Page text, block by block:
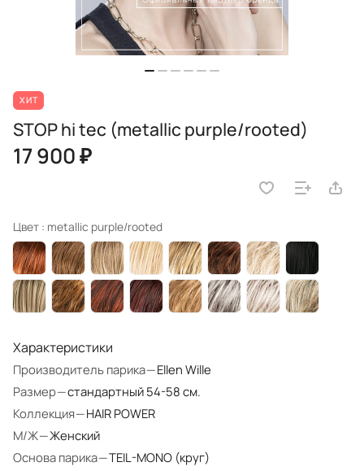
ХИТ
STOP hi tec (metallic purple/rooted)
17 900 ₽
Цвет : metallic purple/rooted
Характеристики
Производитель парика—Ellen Wille
Размер—стандартный 54-58 см.
Коллекция—HAIR POWER
М/Ж—Женский
Основа парика—TEIL-MONO (круг)